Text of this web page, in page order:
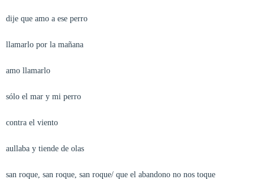
dije que amo a ese perro
llamarlo por la mañana
amo llamarlo
sólo el mar y mi perro
contra el viento
aullaba y tiende de olas
san roque, san roque, san roque/ que el abandono no nos toque